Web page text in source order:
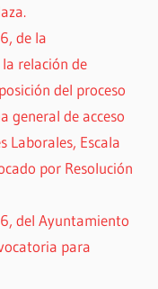
de la
relación de
del proceso
general de acceso
Laborales, Escala
por Resolución
del Ayuntamiento
para